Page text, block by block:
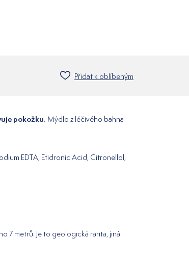
Přidat k oblíbeným
pokožku. Mýdlo z léčivého bahna
EDTA, Etidronic Acid, Citronellol,
7 metrů. Je to geologická rarita, jiná